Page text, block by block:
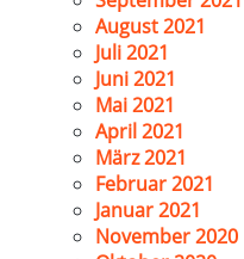
August 2021
Juli 2021
Juni 2021
Mai 2021
April 2021
März 2021
Februar 2021
Januar 2021
November 2020